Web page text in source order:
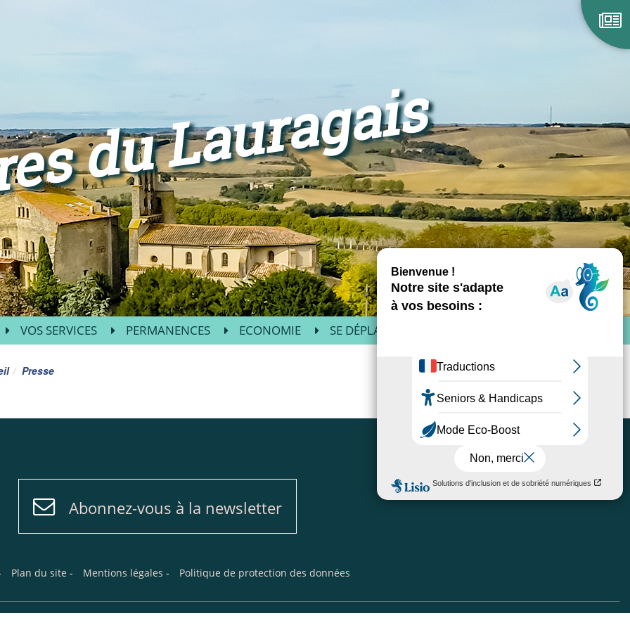
du Lauragais
VOS SERVICES PERMANENCES ECONOMIE SE DÉPLACER
Presse
Abonnez-vous à la newsletter
Plan du site - Mentions légales - Politique de protection des données